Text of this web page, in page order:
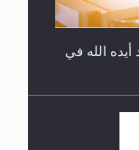
الله في